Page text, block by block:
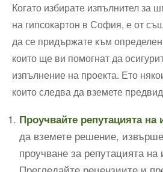
Когато избирате изпълнител за
на гипсокартон в София, е от
да се придържате към
които ще ви помогнат да
изпълнение на проекта. Ето
които следва да вземете
Проучвайте репутацията на
да вземете решение,
проучване за репутацията на